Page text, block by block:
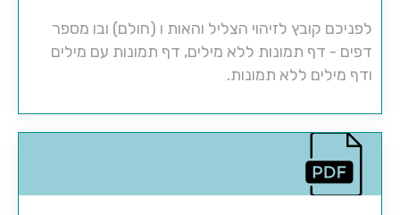
לפניכם קובץ לזיהוי הצליל והאות ו (חולם) ובו מספר
דפים - דף תמונות ללא מילים, דף תמונות עם מילים
ודף מילים ללא תמונות.